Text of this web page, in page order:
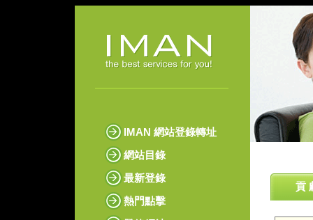
IMAN 網站登錄轉址
網站目錄
最新登錄
熱門點擊
貢